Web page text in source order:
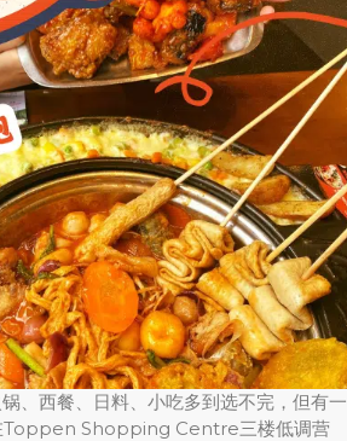
、西餐、日料、小吃多到选不完，但有一
Toppen Shopping Centre三楼低调营